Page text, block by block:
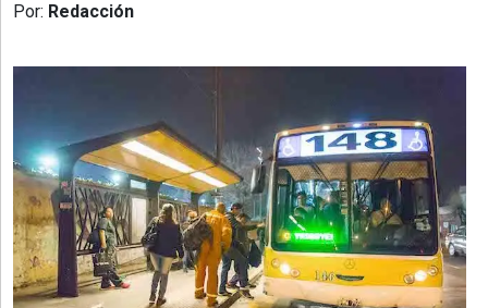
Cultura
Gestión
»
Sociedad
Por: Redacción